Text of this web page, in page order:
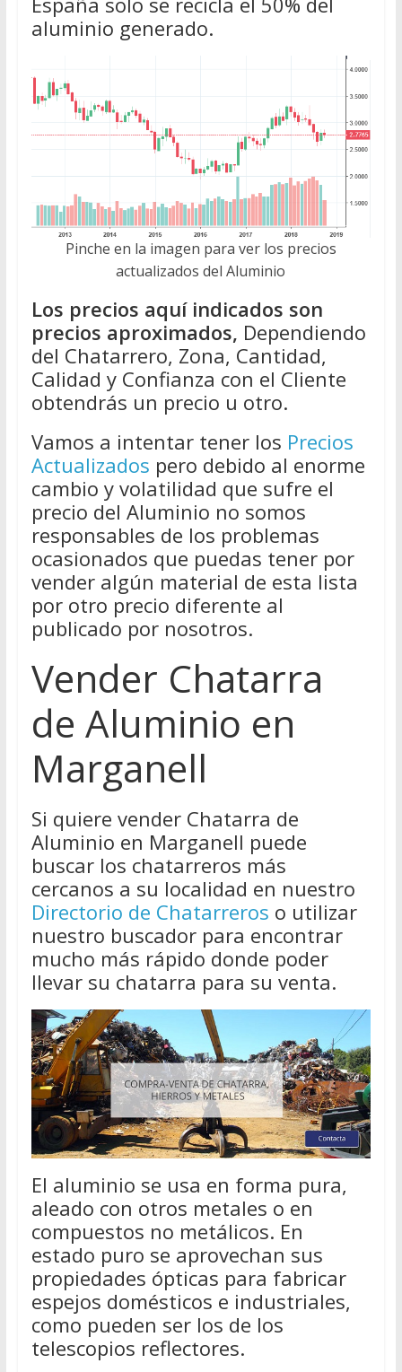
aluminio generado.
Pinche en la imagen para ver los precios
actualizados del Aluminio
Los precios aquí indicados son
precios aproximados, Dependiendo
del Chatarrero, Zona, Cantidad,
Calidad y Confianza con el Cliente
obtendrás un precio u otro.
Vamos a intentar tener los Precios
Actualizados pero debido al enorme
cambio y volatilidad que sufre el
precio del Aluminio no somos
responsables de los problemas
ocasionados que puedas tener por
vender algún material de esta lista
por otro precio diferente al
publicado por nosotros.
Vender Chatarra
de Aluminio en
Marganell
Si quiere vender Chatarra de
Aluminio en Marganell puede
buscar los chatarreros más
cercanos a su localidad en nuestro
Directorio de Chatarreros o utilizar
nuestro buscador para encontrar
mucho más rápido donde poder
llevar su chatarra para su venta.
El aluminio se usa en forma pura,
aleado con otros metales o en
compuestos no metálicos. En
estado puro se aprovechan sus
propiedades ópticas para fabricar
espejos domésticos e industriales,
como pueden ser los de los
telescopios reflectores.